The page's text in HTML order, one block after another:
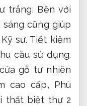
trắng, Bền với
cũng giúp
Kỹ sư. Tiết kiệm
cầu sử dụng.
gỗ tự nhiên
cao cấp, Phù
thất biệt thự 2